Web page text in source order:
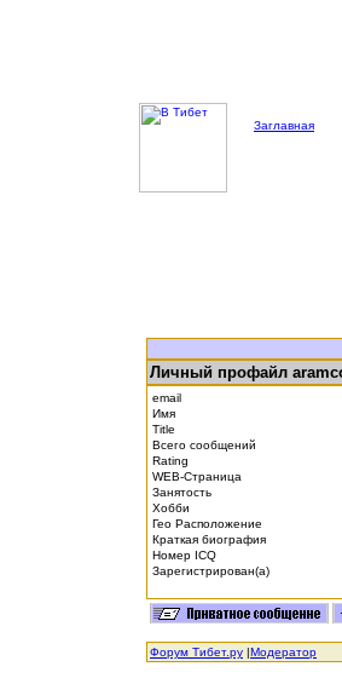
Заглавная
Личный профайл
email
Имя
Title
Всего сообщений
Rating
WEB-Страница
Занятость
Хобби
Гео Расположение
Краткая биография
Номер ICQ
Зарегистрирован(а)
Форум Тибет.ру |Модератор